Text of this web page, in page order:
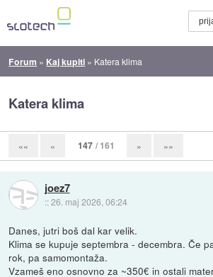
Forum » Kaj kupiti » Katera klima
Katera klima
«« « 147 / 161 » »»
joez7
::26. maj 2026, 06:24
Danes, jutri boš dal kar velik.
Klima se kupuje septembra - decembra. Če
rok, pa samomontaža.
Vzameš eno osnovno za ~350€ in ostali